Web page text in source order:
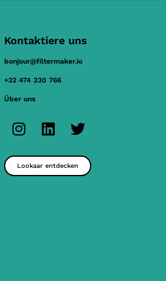
Kontaktiere uns
bonjour@filtermaker.io
+32 474 230 766
Über uns
Lookaar entdecken